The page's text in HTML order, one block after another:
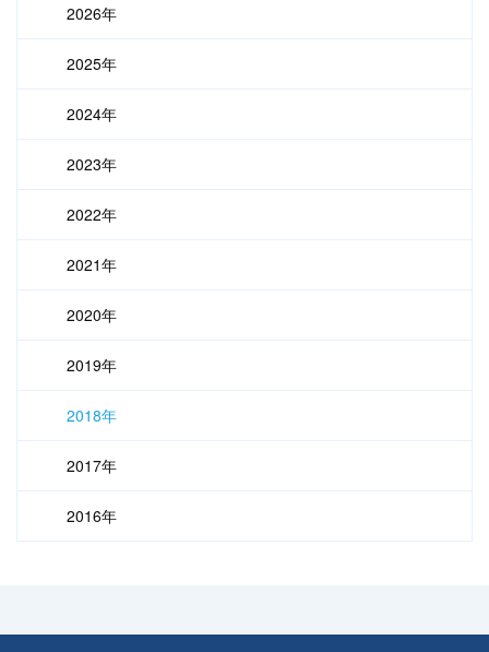
2026年
2025年
2024年
2023年
2022年
2021年
2020年
2019年
2018年
2017年
2016年